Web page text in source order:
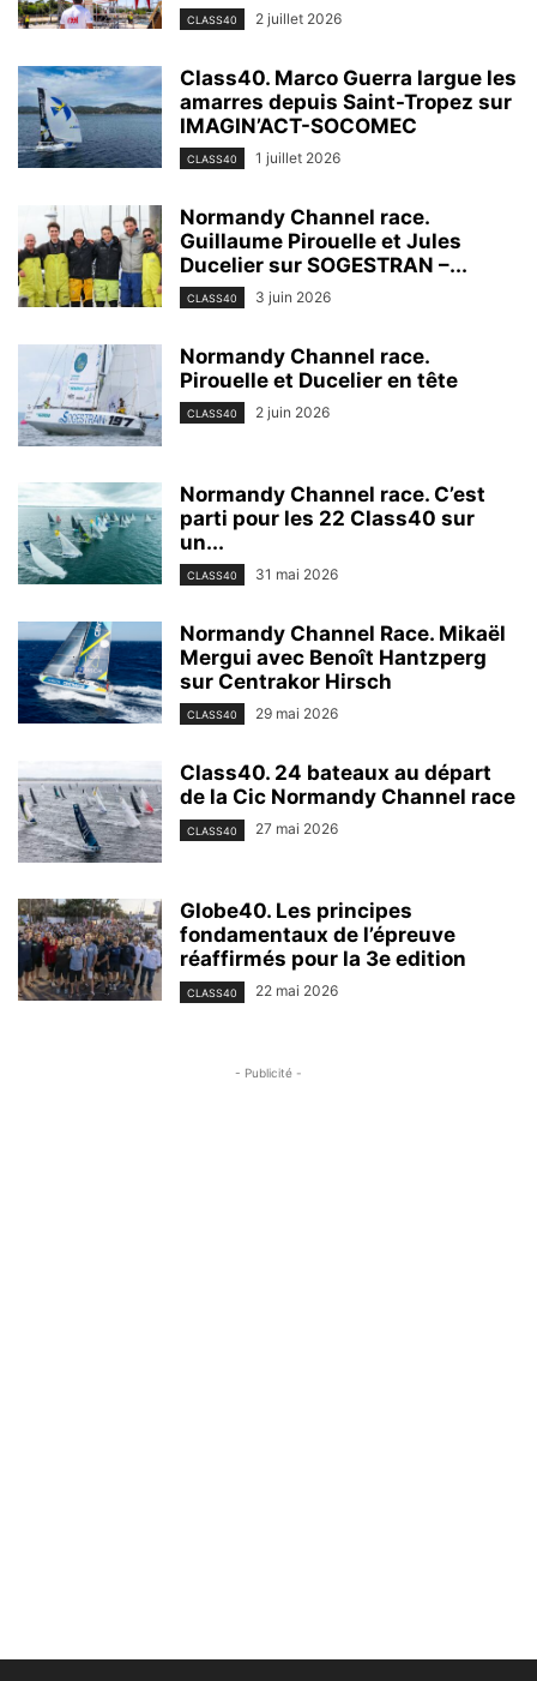
CLASS40 2 juillet 2026
Class40. Marco Guerra largue les
amarres depuis Saint-Tropez sur
IMAGIN’ACT-SOCOMEC
CLASS40 1 juillet 2026
Normandy Channel race.
Guillaume Pirouelle et Jules
Ducelier sur SOGESTRAN –...
CLASS40 3 juin 2026
Normandy Channel race.
Pirouelle et Ducelier en tête
CLASS40 2 juin 2026
Normandy Channel race. C’est
parti pour les 22 Class40 sur
un...
CLASS40 31 mai 2026
Normandy Channel Race. Mikaël
Mergui avec Benoît Hantzperg
sur Centrakor Hirsch
CLASS40 29 mai 2026
Class40. 24 bateaux au départ
de la Cic Normandy Channel race
CLASS40 27 mai 2026
Globe40. Les principes
fondamentaux de l’épreuve
réaffirmés pour la 3e edition
CLASS40 22 mai 2026
- Publicité -